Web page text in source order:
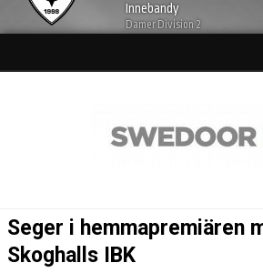
Innebandy
Damer Division 2
BILDGALLERI
Seger i hemmapremiären
Skoghalls IBK